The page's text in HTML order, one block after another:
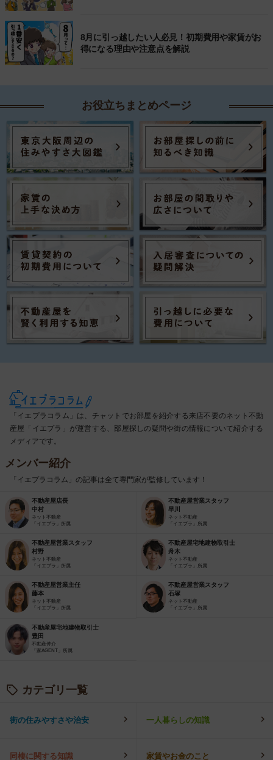
8月に引っ越したい人必見！初期費用や家賃がお
得になる理由や注意点を解説
お役立ちまとめページ
「イエプラコラム」は、チャットでお部屋を紹介する来店不要のネット不動
産屋「イエプラ」が運営する、部屋探しの疑問や街の情報について紹介する
メディアです。
メンバー紹介
「イエプラコラム」の記事は全て専門家が監修しています！
不動産屋店長
中村
ネット不動産
「イエプラ」所属
不動産屋営業スタッフ
早川
ネット不動産
「イエプラ」所属
不動産屋営業スタッフ
村野
ネット不動産
「イエプラ」所属
不動産屋宅地建物取引士
舟木
ネット不動産
「イエプラ」所属
不動産屋営業主任
藤本
ネット不動産
「イエプラ」所属
不動産屋営業スタッフ
石塚
ネット不動産
「イエプラ」所属
不動産屋宅地建物取引士
豊田
不動産仲介
「家AGENT」所属
カテゴリ一覧
街の住みやすさや治安 一人暮らしの知識
同棲に関する知識 家賃やお金のこと